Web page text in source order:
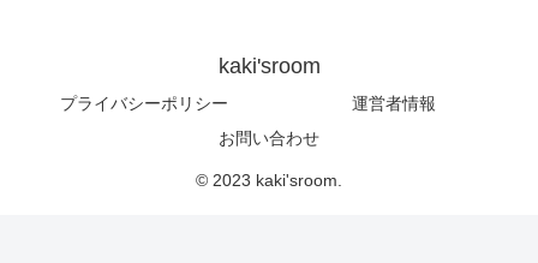
kaki'sroom
プライバシーポリシー
運営者情報
お問い合わせ
© 2023 kaki'sroom.